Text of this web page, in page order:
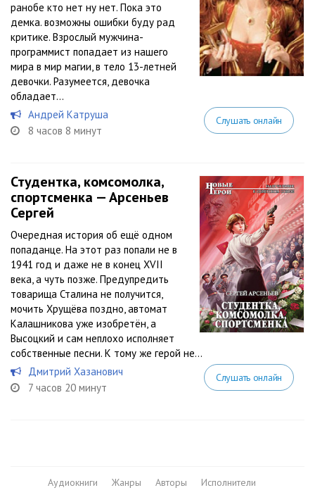
ранобе кто нет ну нет. Пока это
демка. возможны ошибки буду рад
критике. Взрослый мужчина-
программист попадает из нашего
мира в мир магии, в тело 13-летней
девочки. Разумеется, девочка
обладает...
Андрей Катруша
8 часов 8 минут
Слушать онлайн
Студентка, комсомолка,
спортсменка — Арсеньев
Сергей
Очередная история об ещё одном
попаданце. На этот раз попали не в
1941 год и даже не в конец XVII
века, а чуть позже. Предупредить
товарища Сталина не получится,
мочить Хрущёва поздно, автомат
Калашникова уже изобретён, а
Высоцкий и сам неплохо исполняет
собственные песни. К тому же герой не...
Дмитрий Хазанович
7 часов 20 минут
Слушать онлайн
Аудиокниги Жанры Авторы
Исполнители